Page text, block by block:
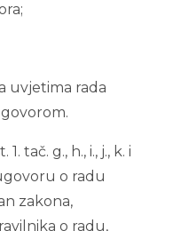
uvjetima rada
tač. g., h., i., j., k. i
o radu
zakona,
o radu,